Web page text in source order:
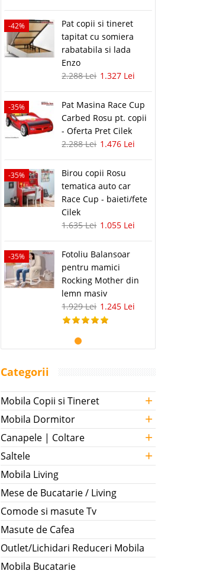
-42%
Pat copii si tineret
tapitat cu somiera
rabatabila si lada
Enzo
2.288 Lei 1.327 Lei
-35%
Pat Masina Race Cup
Carbed Rosu pt. copii
- Oferta Pret Cilek
2.288 Lei 1.476 Lei
-35%
Birou copii Rosu
tematica auto car
Race Cup - baieti/fete
Cilek
1.635 Lei 1.055 Lei
-35%
Fotoliu Balansoar
pentru mamici
Rocking Mother din
lemn masiv
1.929 Lei 1.245 Lei
Categorii
Mobila Copii si Tineret +
Mobila Dormitor +
Canapele | Coltare +
Saltele +
Mobila Living
Mese de Bucatarie / Living
Comode si masute Tv
Masute de Cafea
Outlet/Lichidari Reduceri Mobila
Mobila Bucatarie